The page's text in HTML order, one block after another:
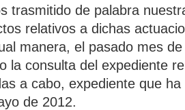
trasmitido de palabra
relativos a dichas
manera, el pasado mes
la consulta del expediente
a cabo, expediente que
de 2012.